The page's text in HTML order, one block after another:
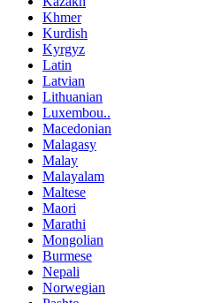
Khmer
Kurdish
Kyrgyz
Latin
Latvian
Lithuanian
Luxembou..
Macedonian
Malagasy
Malay
Malayalam
Maltese
Maori
Marathi
Mongolian
Burmese
Nepali
Norwegian